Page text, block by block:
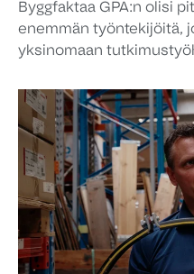
Byggfaktaa GPA:n olisi
enemmän työntekijöitä,
yksinomaan